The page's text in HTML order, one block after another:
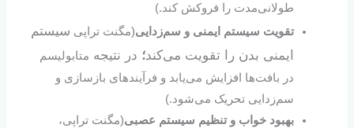
طولانی‌مدت را فروکش کند.)
تقویت سیستم ایمنی و سم‌زدایی(مگنت تراپی سیستم
ایمنی بدن را تقویت می‌کند؛ در نتیجه متابولیسم
در بافت‌ها افزایش می‌یابد و فرآیندهای بازسازی و
سم‌زدایی تحریک می‌شود.)
بهبود خواب و تنظیم سیستم عصبی(مگنت تراپی،